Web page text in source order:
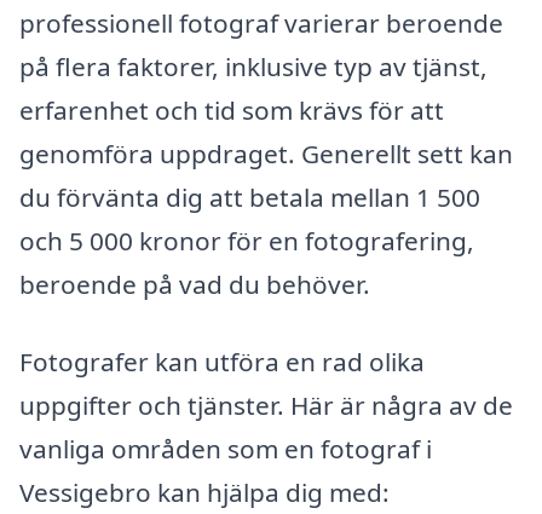
professionell fotograf varierar beroende
på flera faktorer, inklusive typ av tjänst,
erfarenhet och tid som krävs för att
genomföra uppdraget. Generellt sett kan
du förvänta dig att betala mellan 1 500
och 5 000 kronor för en fotografering,
beroende på vad du behöver.
Fotografer kan utföra en rad olika
uppgifter och tjänster. Här är några av de
vanliga områden som en fotograf i
Vessigebro kan hjälpa dig med: